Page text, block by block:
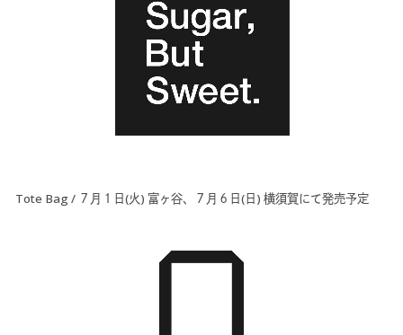
Tote Bag / ７月１日(火) 富ヶ谷、７月６日(日) 横須賀にて発売予定